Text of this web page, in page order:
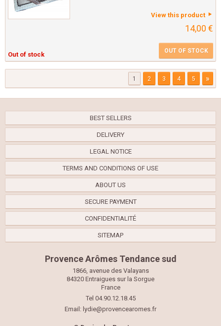
View this product
14,00 €
Out of stock OUT OF STOCK
1 2 3 4 5 »
BEST SELLERS
DELIVERY
LEGAL NOTICE
TERMS AND CONDITIONS OF USE
ABOUT US
SECURE PAYMENT
CONFIDENTIALITÉ
SITEMAP
Provence Arômes Tendance sud
1866, avenue des Valayans
84320 Entraigues sur la Sorgue
France
Tel 04.90.12.18.45
Email: lydie@provencearomes.fr